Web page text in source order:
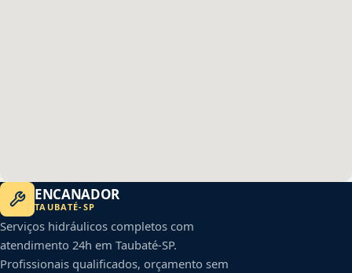
ENCANADOR
TAUBATÉ-SP
Serviços hidráulicos completos com
atendimento 24h em Taubaté-SP.
Profissionais qualificados, orçamento sem